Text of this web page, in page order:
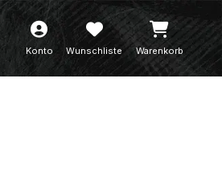
Konto Wunschliste Warenkorb